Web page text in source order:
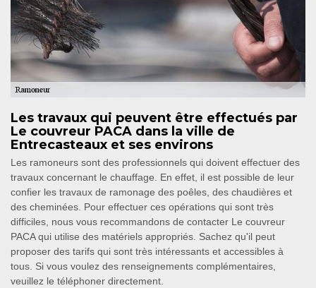
Les travaux qui peuvent être effectués par
Le couvreur PACA dans la ville de
Entrecasteaux et ses environs
Les ramoneurs sont des professionnels qui doivent effectuer des
travaux concernant le chauffage. En effet, il est possible de leur
confier les travaux de ramonage des poêles, des chaudières et
des cheminées. Pour effectuer ces opérations qui sont très
difficiles, nous vous recommandons de contacter Le couvreur
PACA qui utilise des matériels appropriés. Sachez qu'il peut
proposer des tarifs qui sont très intéressants et accessibles à
tous. Si vous voulez des renseignements complémentaires,
veuillez le téléphoner directement.